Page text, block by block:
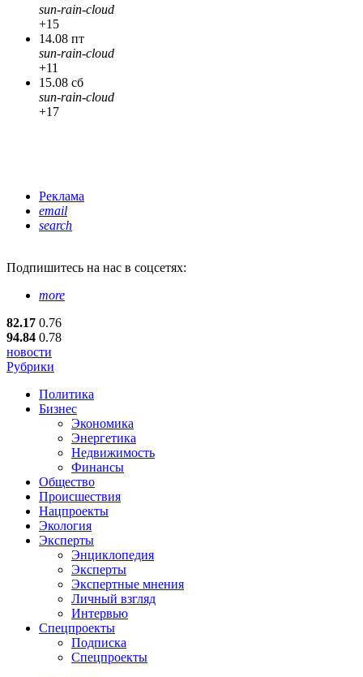
sun-rain-cloud
+15
14.08 пт
sun-rain-cloud
+11
15.08 сб
sun-rain-cloud
+17
Реклама
email
search
Подпишитесь на нас в соцсетях:
more
82.17 0.76
94.84 0.78
новости
Рубрики
Политика
Бизнес
Экономика
Энергетика
Недвижимость
Финансы
Общество
Происшествия
Нацпроекты
Экология
Эксперты
Энциклопедия
Эксперты
Экспертные мнения
Личный взгляд
Интервью
Спецпроекты
Подписка
Спецпроекты